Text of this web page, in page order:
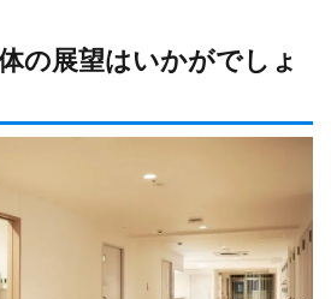
の展望はいかがでしょ